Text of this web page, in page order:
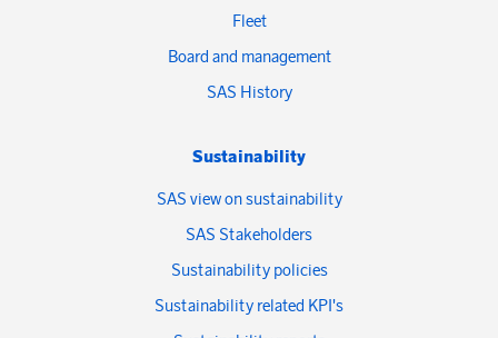
Fleet
Board and management
SAS History
Sustainability
SAS view on sustainability
SAS Stakeholders
Sustainability policies
Sustainability related KPI's